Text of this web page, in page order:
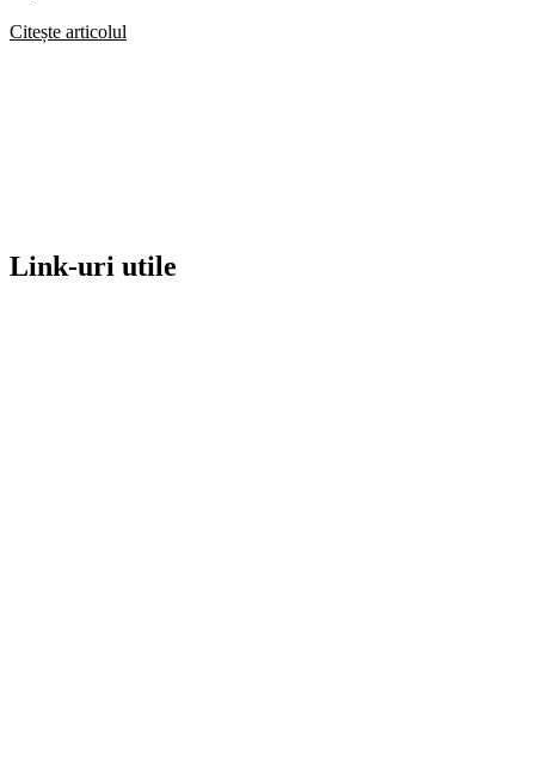
Citește articolul
Link-uri utile